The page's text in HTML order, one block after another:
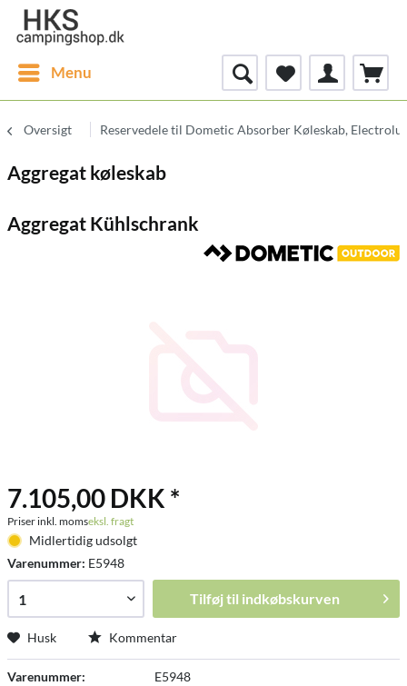
Menu
Oversigt Reservedele til Dometic Absorber Køleskab,
Aggregat køleskab
Aggregat Kühlschrank
7.105,00 DKK *
Priser inkl. momseksl. fragt
Midlertidig udsolgt
Varenummer: E5948
Tilføj til indkøbskurven
Husk Kommentar
Varenummer: E5948